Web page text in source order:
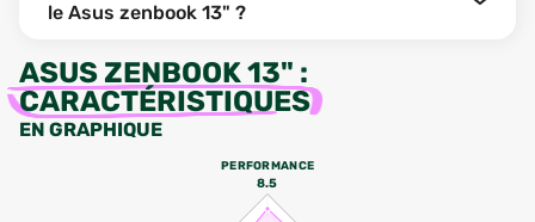
le Asus zenbook 13" ?
ASUS ZENBOOK 13" :
CARACTÉRISTIQUES
EN GRAPHIQUE
PERFORMANCE
8.5